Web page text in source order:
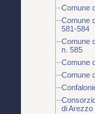
Comune
Comune
581-584
Comune
n. 585
Comune
Comune
di Arezzo